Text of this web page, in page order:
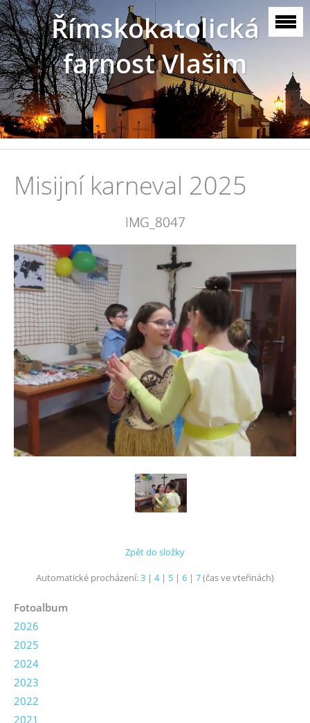
Římskokatolická
farnost Vlašim
Misijní karneval 2025
IMG_8047
Zpět do složky
Automatické procházení:3 | 4| 5 | 6 | 7(čas ve vteřinách)
Fotoalbum
2026
2025
2024
2023
2022
2021